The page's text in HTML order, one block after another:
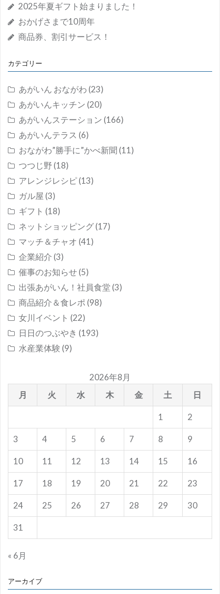
2025年夏ギフト始まりました！
おかげさまで10周年
商品券、割引サービス！
カテゴリー
あがいん おながわ (23)
あがいんキッチン (20)
あがいんステーション (166)
あがいんテラス (6)
おながわ”勝手に”かべ新聞 (11)
つつじ野 (18)
アレンジレシピ(13)
ガル屋 (3)
ギフト (18)
ネットショッピング(17)
マッチ＆チャオ (41)
企業紹介 (3)
催事のお知らせ(5)
出張あがいん！社員食堂 (3)
商品紹介＆食レポ (98)
女川イベント (22)
日日のつぶやき (193)
水産業体験 (9)
2026年8月
月
火 水 木 金 土 日
1 2
3 4 5 6 7 8 9
10 11 12 13 14 15 16
17 18 19 20 21 22 23
24 25 26 27 28 29 30
31
« 6月
アーカイブ